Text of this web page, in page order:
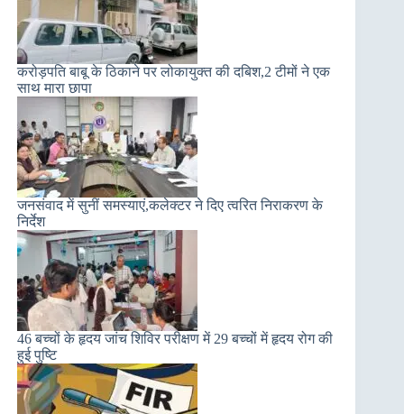
करोड़पति बाबू के ठिकाने पर लोकायुक्त की दबिश,2 टीमों ने एक
साथ मारा छापा
जनसंवाद में सुनीं समस्याएं,कलेक्टर ने दिए त्वरित निराकरण के
निर्देश
46 बच्चों के हृदय जांच शिविर परीक्षण में 29 बच्चों में हृदय रोग की
हुई पुष्टि